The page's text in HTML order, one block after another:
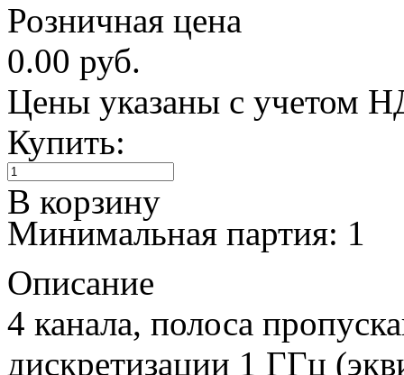
Розничная цена
0.00 руб.
Цены указаны с учетом
Купить:
В корзину
Минимальная партия: 1
Описание
4 канала, полоса
дискретизации 1 ГГц